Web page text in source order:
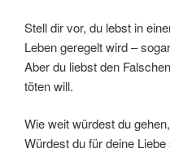
Stell dir vor, du lebst in
Leben geregelt wird –
Aber du liebst den
töten will.
Wie weit würdest du
Würdest du für deine